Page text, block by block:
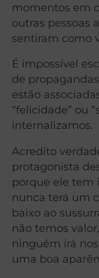
momentos em
outras pessoas
sentiram como
É impossível
de
estão
“felicidade” ou
internalizamos.
Acredito
protagonista
porque ele tem
nunca terá um
baixo ao
não temos
ninguém irá
uma boa